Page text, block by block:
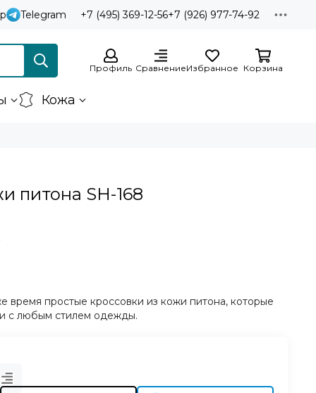
Telegram +7 (495) 369-12-56+7 (926) 977-74-92
Профиль СравнениеИзбранное Корзина
Кожа
питона SH-168
время простые кроссовки из кожи питона, которые
с любым стилем одежды.